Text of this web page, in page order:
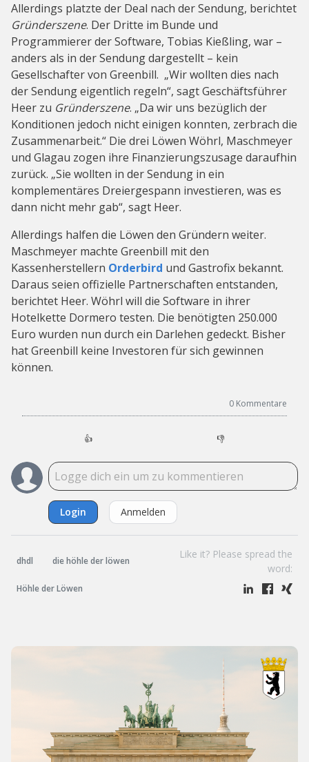
Allerdings platzte der Deal nach der Sendung, berichtet
Gründerszene. Der Dritte im Bunde und
Programmierer der Software, Tobias Kießling, war –
anders als in der Sendung dargestellt – kein
Gesellschafter von Greenbill. „Wir wollten dies nach
der Sendung eigentlich regeln“, sagt Geschäftsführer
Heer zu Gründerszene. „Da wir uns bezüglich der
Konditionen jedoch nicht einigen konnten, zerbrach die
Zusammenarbeit.“ Die drei Löwen Wöhrl, Maschmeyer
und Glagau zogen ihre Finanzierungszusage daraufhin
zurück. „Sie wollten in der Sendung in ein
komplementäres Dreiergespann investieren, was es
dann nicht mehr gab“, sagt Heer.
Allerdings halfen die Löwen den Gründern weiter.
Maschmeyer machte Greenbill mit den
Kassenherstellern Orderbird und Gastrofix bekannt.
Daraus seien offizielle Partnerschaften entstanden,
berichtet Heer. Wöhrl will die Software in ihrer
Hotelkette Dormero testen. Die benötigten 250.000
Euro wurden nun durch ein Darlehen gedeckt. Bisher
hat Greenbill keine Investoren für sich gewinnen
können.
0 Kommentare
👍 👎
Login Anmelden
dhdl die höhle der löwen
Höhle der Löwen
Like it? Please spread the
word: